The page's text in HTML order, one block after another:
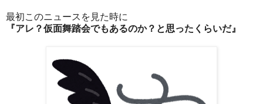
最初このニュースを見た時に
『アレ？仮面舞踏会でもあるのか？と思ったくらいだ』